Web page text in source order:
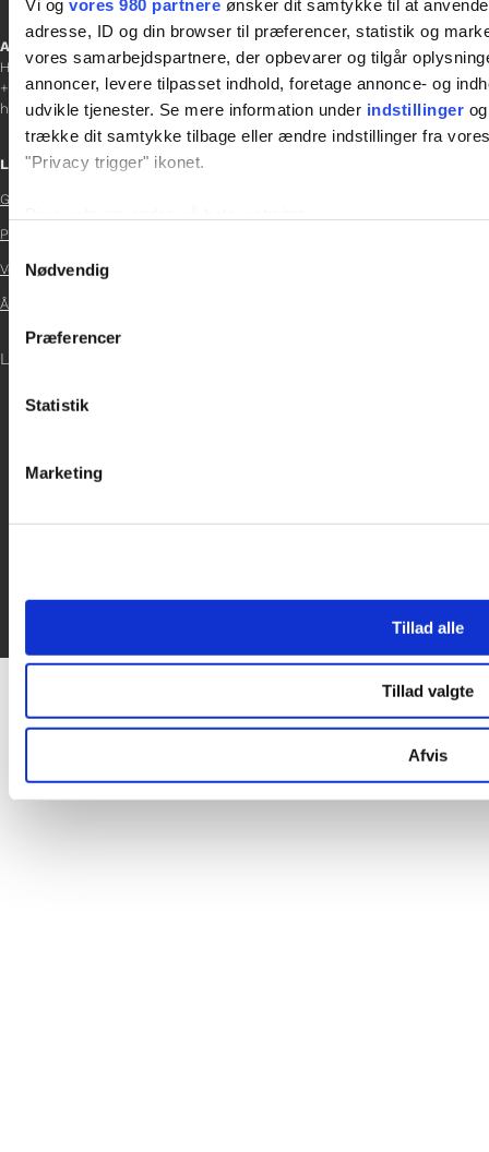
Vi og vores 980 partnere ønsker dit samtykke til at
adresse, ID og din browser til præferencer, statistik og
vores samarbejdspartnere, der opbevarer og tilgår
annoncer, levere tilpasset indhold, foretage annonce- og
udvikle tjenester. Se mere information under indstillinger
trække dit samtykke tilbage eller ændre indstillinger fra
"Privacy trigger" ikonet.
Vi bruger cookies til at tilpasse vores indhold og annoncer,
data med andre oplysninger, du har givet dem, eller som de
Samtykkevalg
Nødvendig
Præferencer
Statistik
Marketing
Tillad alle
Tillad valgte
Afvis
Afdelingschef
Helene Teichert
+45 29 37 32 41
helene.t@gladfonden.dk
Links
Glad Fonden
Persondatapolitik
Vedtægter
Årsrapport 2024
LOG IND
